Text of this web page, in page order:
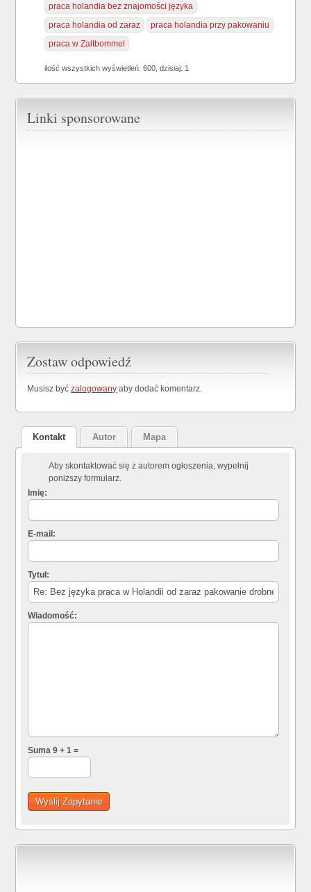
praca holandia bez znajomości języka
praca holandia od zaraz
praca holandia przy pakowaniu
praca w Zaltbommel
ilość wszystkich wyświetleń: 600, dzisiaj: 1
Linki sponsorowane
Zostaw odpowiedź
Musisz byćzalogowany aby dodać komentarz.
Kontakt Autor Mapa
Aby skontaktować się z autorem ogłoszenia, wypełnij
poniższy formularz.
Imię:
E-mail:
Tytuł:
Wiadomość:
Suma 9 + 1 =